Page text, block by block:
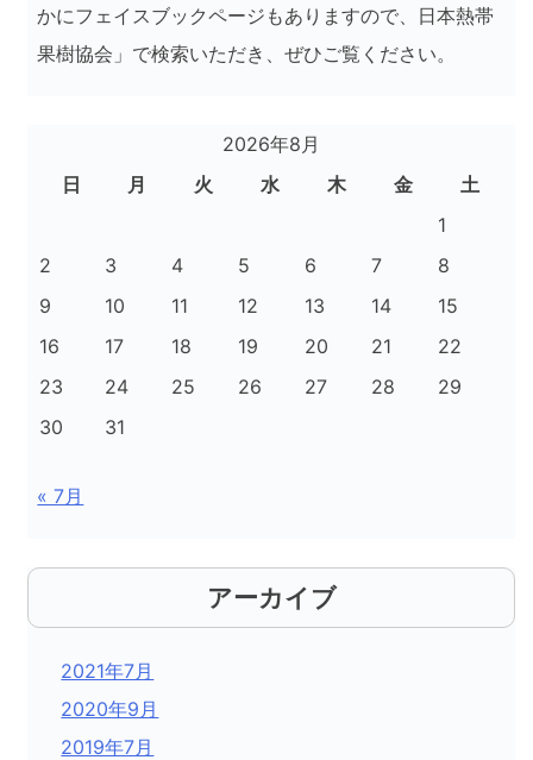
かにフェイスブックページもありますので、日本熱帯
果樹協会」で検索いただき、ぜひご覧ください。
2026年8月
日
月 火 水 木 金
土
1
2
3 4 5 6 7
8
9
10 11 12 13 14
15
16
17 18 19 20 21
22
23
24 25 26 27 28
29
30
31
« 7月
アーカイブ
2021年7月
2020年9月
2019年7月